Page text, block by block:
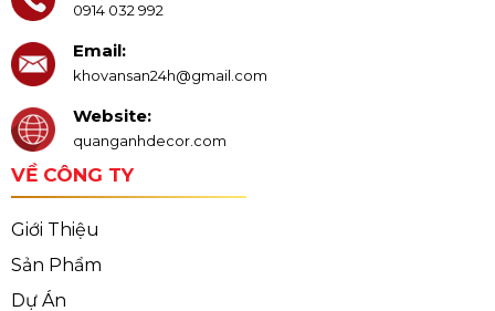
0914 032 992
Email:
khovansan24h@gmail.com
Website:
quanganhdecor.com
VỀ CÔNG TY
Giới Thiệu
Sản Phẩm
Dự Án